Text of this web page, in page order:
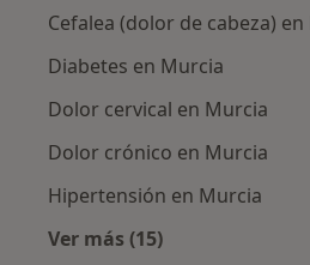
Cefalea (dolor de cabeza)
Diabetes en Murcia
Dolor cervical en Murcia
Dolor crónico en Murcia
Hipertensión en Murcia
Ver más (15)